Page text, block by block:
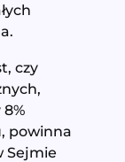
czy
powinna
Sejmie